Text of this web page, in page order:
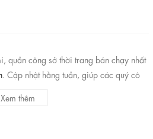
quần công sở thời trang bán chạy nhất
. Cập nhật hằng tuần, giúp các quý cô
gian để chọn lựa mà vẫn nắm bắt
được yêu thích nhất trong mùa.
Xem thêm